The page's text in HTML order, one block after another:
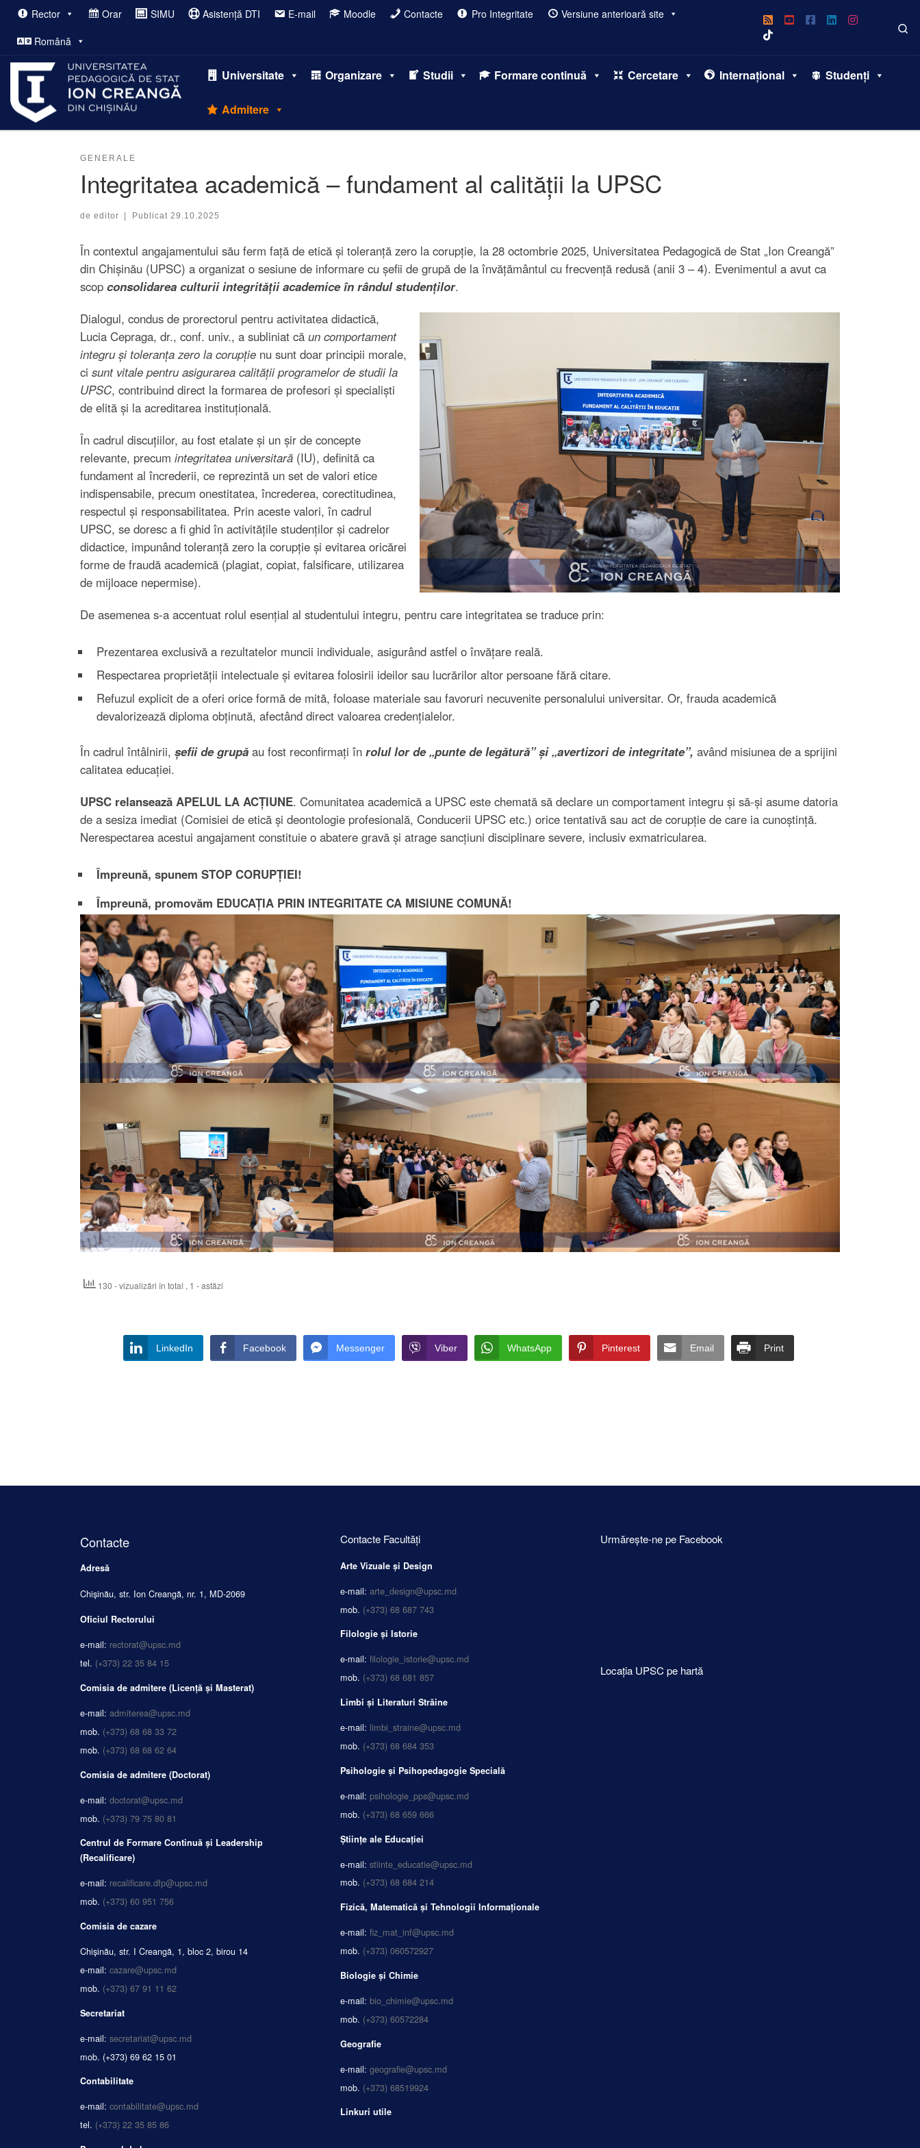
Afișează întregul conținut
Rector Orar SIMU Asistență DTI E-mail Moodle Contacte Pro Integritate
Versiune anterioară site
Română
Universitate Organizare Studii Formare continuă Cercetare Internațional Studenți
Admitere
GENERALE
Integritatea academică – fundament al calității la UPSC
de editor | Publicat 29.10.2025
În contextul angajamentului său ferm față de etică și toleranță zero la corupție, la 28 octombrie 2025, Universitatea Pedagogică de Stat „Ion Creangă”
din Chișinău (UPSC) a organizat o sesiune de informare cu șefii de grupă de la învățământul cu frecvență redusă (anii 3 – 4). Evenimentul a avut ca
scop consolidarea culturii integrității academice în rândul studenților.
Dialogul, condus de prorectorul pentru activitatea didactică,
Lucia Cepraga, dr., conf. univ., a subliniat că un comportament
integru și toleranța zero la corupție nu sunt doar principii morale,
ci sunt vitale pentru asigurarea calității programelor de studii la
UPSC, contribuind direct la formarea de profesori și specialiști
de elită și la acreditarea instituțională.
În cadrul discuțiilor, au fost etalate și un șir de concepte
relevante, precum integritatea universitară (IU), definită ca
fundament al încrederii, ce reprezintă un set de valori etice
indispensabile, precum onestitatea, încrederea, corectitudinea,
respectul și responsabilitatea. Prin aceste valori, în cadrul
UPSC, se doresc a fi ghid în activitățile studenților și cadrelor
didactice, impunând toleranță zero la corupție și evitarea oricărei
forme de fraudă academică (plagiat, copiat, falsificare, utilizarea
de mijloace nepermise).
De asemenea s-a accentuat rolul esențial al studentului integru, pentru care integritatea se traduce prin:
Prezentarea exclusivă a rezultatelor muncii individuale, asigurând astfel o învățare reală.
Respectarea proprietății intelectuale și evitarea folosirii ideilor sau lucrărilor altor persoane fără citare.
Refuzul explicit de a oferi orice formă de mită, foloase materiale sau favoruri necuvenite personalului universitar. Or, frauda academică
devalorizează diploma obținută, afectând direct valoarea credențialelor.
În cadrul întâlnirii, șefii de grupă au fost reconfirmați în rolul lor de „punte de legătură” și „avertizori de integritate”, având misiunea de a sprijini
calitatea educației.
UPSC relansează APELUL LA ACȚIUNE. Comunitatea academică a UPSC este chemată să declare un comportament integru și să-și asume datoria
de a sesiza imediat (Comisiei de etică și deontologie profesională, Conducerii UPSC etc.) orice tentativă sau act de corupție de care ia cunoștință.
Nerespectarea acestui angajament constituie o abatere gravă și atrage sancțiuni disciplinare severe, inclusiv exmatricularea.
Împreună, spunem STOP CORUPȚIEI!
Împreună, promovăm EDUCAȚIA PRIN INTEGRITATE CA MISIUNE COMUNĂ!
130 - vizualizări în total , 1 - astăzi
LinkedIn Facebook Messenger Viber WhatsApp Pinterest Email Print
Contacte
Adresă
Chișinău, str. Ion Creangă, nr. 1, MD-2069
Oficiul Rectorului
e-mail: rectorat@upsc.md
tel. (+373) 22 35 84 15
Comisia de admitere (Licență și Masterat)
e-mail: admiterea@upsc.md
mob. (+373) 68 68 33 72
mob. (+373) 68 68 62 64
Comisia de admitere (Doctorat)
e-mail: doctorat@upsc.md
mob. (+373) 79 75 80 81
Centrul de Formare Continuă și Leadership
(Recalificare)
e-mail: recalificare.dfp@upsc.md
mob. (+373) 60 951 756
Comisia de cazare
Chișinău, str. I Creangă, 1, bloc 2, birou 14
e-mail: cazare@upsc.md
mob. (+373) 67 91 11 62
Secretariat
e-mail: secretariat@upsc.md
mob. (+373) 69 62 15 01
Contabilitate
e-mail: contabilitate@upsc.md
tel. (+373) 22 35 85 86
Contacte Facultăți
Arte Vizuale și Design
e-mail: arte_design@upsc.md
mob. (+373) 68 687 743
Filologie și Istorie
e-mail: filologie_istorie@upsc.md
mob. (+373) 68 681 857
Limbi și Literaturi Străine
e-mail: limbi_straine@upsc.md
mob. (+373) 68 684 353
Psihologie și Psihopedagogie Specială
e-mail: psihologie_pps@upsc.md
mob. (+373) 68 659 666
Științe ale Educației
e-mail: stiinte_educatie@upsc.md
mob. (+373) 68 684 214
Fizică, Matematică și Tehnologii Informaționale
e-mail: fiz_mat_inf@upsc.md
mob. (+373) 060572927
Biologie și Chimie
e-mail: bio_chimie@upsc.md
mob. (+373) 60572284
Geografie
e-mail: geografie@upsc.md
mob. (+373) 68519924
Linkuri utile
Urmărește-ne pe Facebook
Locația UPSC pe hartă